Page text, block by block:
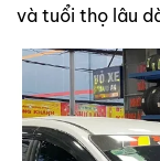
và tuổi thọ lâu